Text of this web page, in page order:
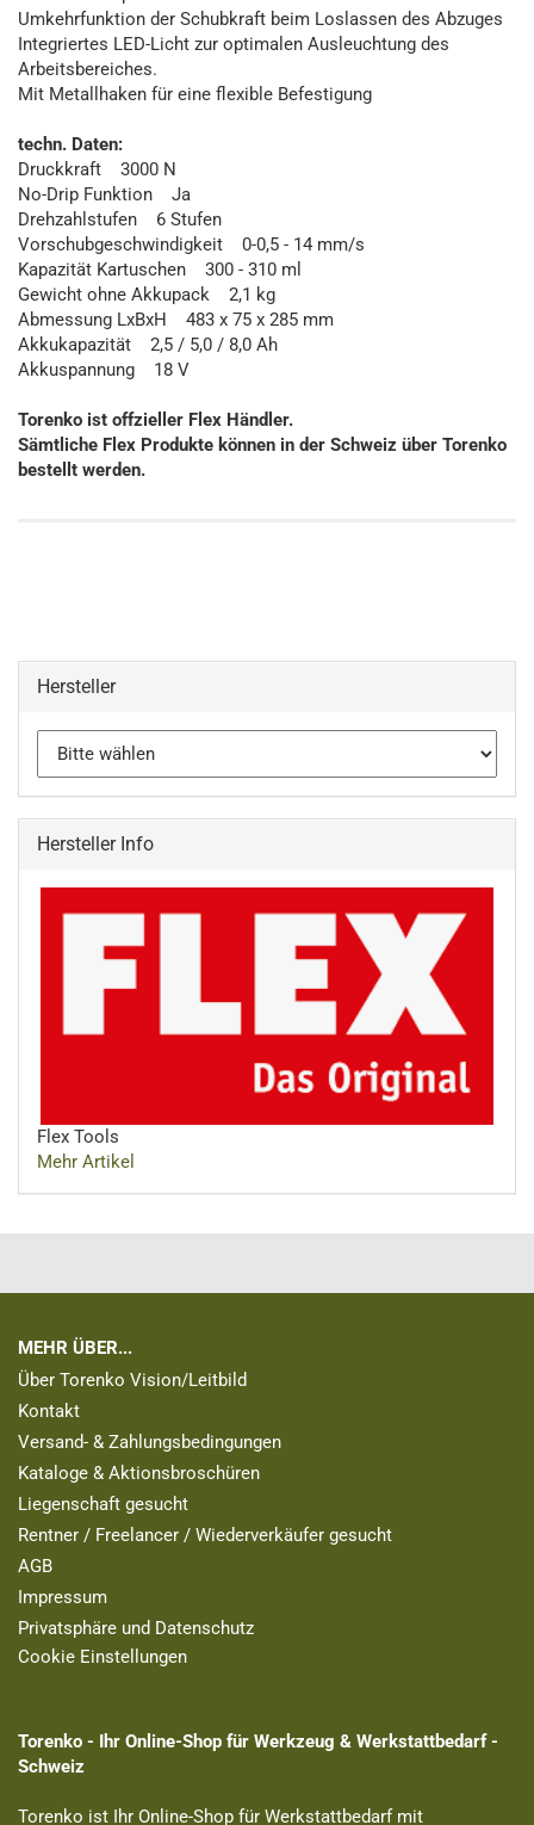
Umkehrfunktion der Schubkraft beim Loslassen des Abzuges
Integriertes LED-Licht zur optimalen Ausleuchtung des
Arbeitsbereiches.
Mit Metallhaken für eine flexible Befestigung
techn. Daten:
Druckkraft 3000 N
No-Drip Funktion Ja
Drehzahlstufen 6 Stufen
Vorschubgeschwindigkeit 0-0,5 - 14 mm/s
Kapazität Kartuschen 300 - 310 ml
Gewicht ohne Akkupack 2,1 kg
Abmessung LxBxH 483 x 75 x 285 mm
Akkukapazität 2,5 / 5,0 / 8,0 Ah
Akkuspannung 18 V
Torenko ist offzieller Flex Händler.
Sämtliche Flex Produkte können in der Schweiz über Torenko
bestellt werden.
Hersteller
Hersteller Info
Flex Tools
Mehr Artikel
MEHR ÜBER...
Über Torenko Vision/Leitbild
Kontakt
Versand- & Zahlungsbedingungen
Kataloge & Aktionsbroschüren
Liegenschaft gesucht
Rentner / Freelancer / Wiederverkäufer gesucht
AGB
Impressum
Privatsphäre und Datenschutz
Cookie Einstellungen
Torenko - Ihr Online-Shop für Werkzeug & Werkstattbedarf -
Schweiz
Torenko ist Ihr Online-Shop für Werkstattbedarf mit